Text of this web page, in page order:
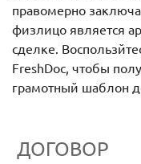
правомерно
физлицо является
сделке.
FreshDoc, чтобы
грамотный шаблон
ДОГОВОР